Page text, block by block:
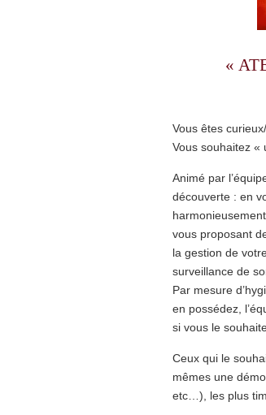
«
Vous êtes
Vous souhaitez «
Animé par
découverte : en
vous proposant
la gestion de
surveillance de
Par mesure
en possédez,
si vous le
Ceux qui le
mêmes une
etc…), les plus